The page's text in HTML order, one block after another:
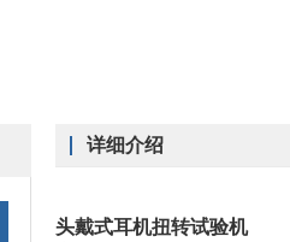
详细介绍
头戴式耳机扭转试验机